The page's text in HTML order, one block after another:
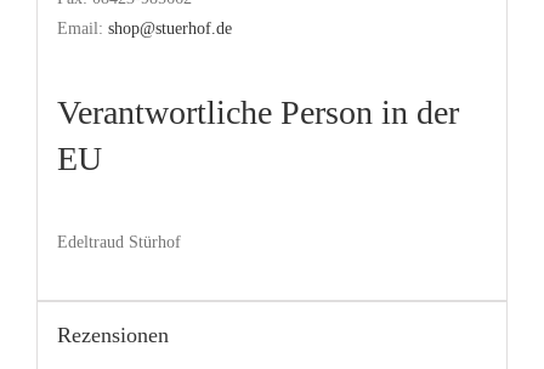
Email: shop@stuerhof.de
Verantwortliche Person in der
EU
Edeltraud Stürhof
Rezensionen